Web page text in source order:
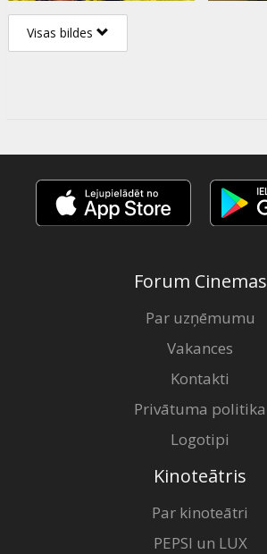
Visas bildes
Forum Cinemas
Par uzņēmumu
Vakances
Kontakti
Privātuma politika
Logotipi
Kinoteātris
Par kinoteātri
PEPSI un LUX